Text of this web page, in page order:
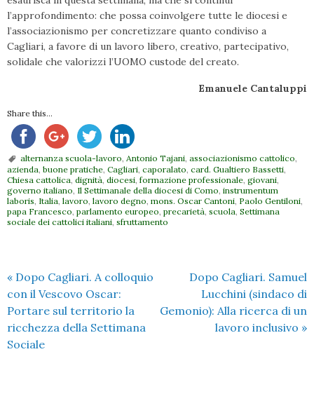
l’approfondimento: che possa coinvolgere tutte le diocesi e
l’associazionismo per concretizzare quanto condiviso a
Cagliari, a favore di un lavoro libero, creativo, partecipativo,
solidale che valorizzi l’UOMO custode del creato.
Emanuele Cantaluppi
Share this...
alternanza scuola-lavoro Antonio Tajani associazionismo cattolico
azienda buone pratiche Cagliari caporalato card. Gualtiero Bassetti
Chiesa cattolica dignità diocesi formazione professionale giovani
governo italiano Il Settimanale della diocesi di Como instrumentum
laboris Italia lavoro lavoro degno mons. Oscar Cantoni Paolo Gentiloni
papa Francesco parlamento europeo precarietà scuola Settimana
sociale dei cattolici italiani sfruttamento
« Dopo Cagliari. A colloquio
con il Vescovo Oscar:
Portare sul territorio la
ricchezza della Settimana
Sociale
Dopo Cagliari. Samuel
Lucchini (sindaco di
Gemonio): Alla ricerca di un
lavoro inclusivo »